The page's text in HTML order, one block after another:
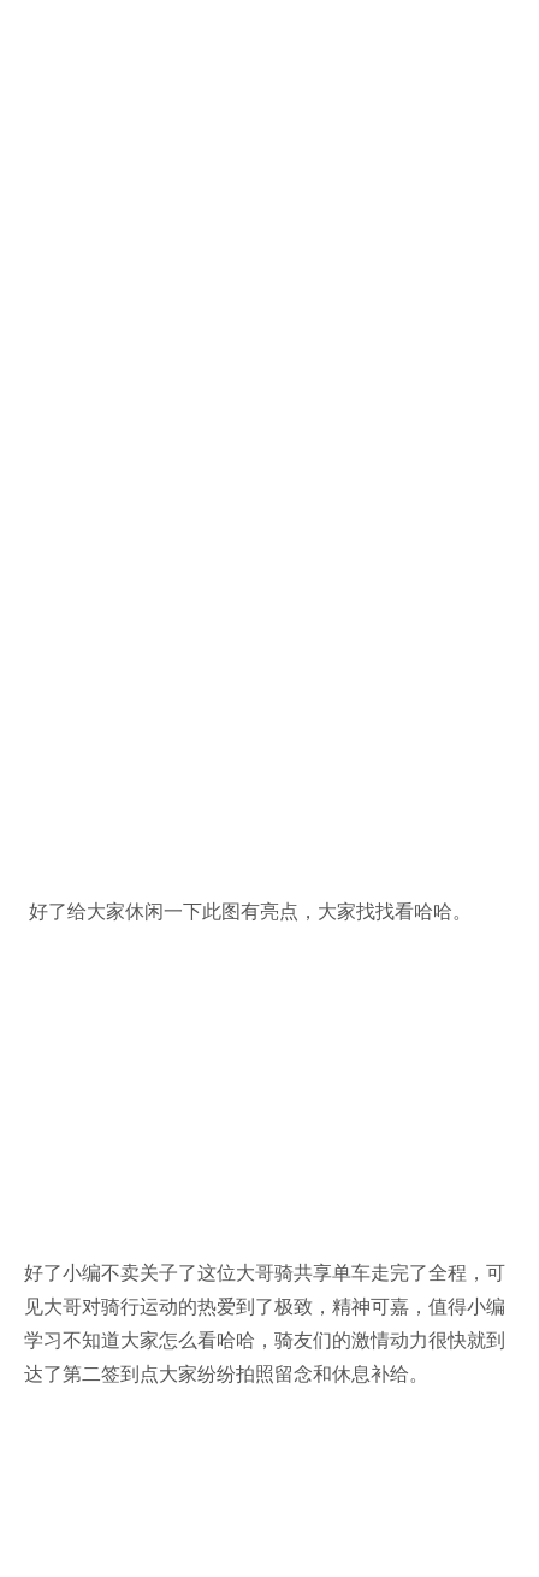
好了给大家休闲一下此图有亮点，大家找找看哈哈。
好了小编不卖关子了这位大哥骑共享单车走完了全程，可
见大哥对骑行运动的热爱到了极致，精神可嘉，值得小编
学习不知道大家怎么看哈哈，骑友们的激情动力很快就到
达了第二签到点大家纷纷拍照留念和休息补给。